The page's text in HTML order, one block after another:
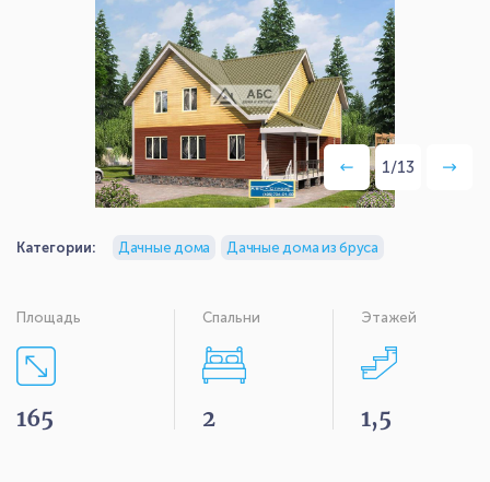
Категории: Дачные дома Дачные дома из бруса
1/13
Площадь
165
Спальни
2
Этажей
1,5